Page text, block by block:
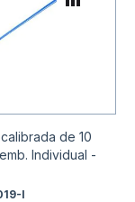
Comparar
de 10
Individual -
I